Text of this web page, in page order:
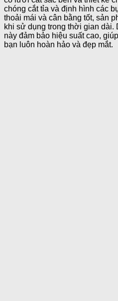
chóng cắt tỉa và định hình các
thoải mái và cân bằng tốt, sản
khi sử dụng trong thời gian dài.
này đảm bảo hiệu suất cao,
bạn luôn hoàn hảo và đẹp mắt.